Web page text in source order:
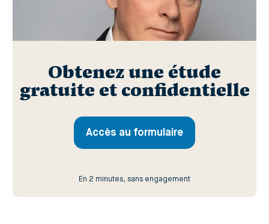
Obtenez une étude
gratuite et confidentielle
Accès au formulaire
En 2 minutes, sans engagement